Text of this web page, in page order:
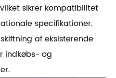
sikrer kompatibilitet
specifikationer.
af eksisterende
indkøbs- og